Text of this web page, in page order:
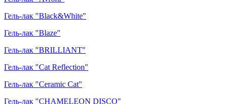
Гель-лак "Black&White"
Гель-лак "Blaze"
Гель-лак "BRILLIANT"
Гель-лак "Cat Reflection"
Гель-лак "Ceramic Cat"
Гель-лак "CHAMELEON DISCO"